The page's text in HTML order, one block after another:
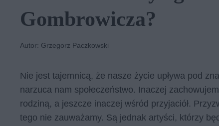
Gombrowicza?
Autor: Grzegorz Paczkowski
Nie jest tajemnicą, że nasze życie upływa pod
narzuca nam społeczeństwo. Inaczej
rodziną, a jeszcze inaczej wśród przyjaciół.
tego nie zauważamy. Są jednak artyści, którzy